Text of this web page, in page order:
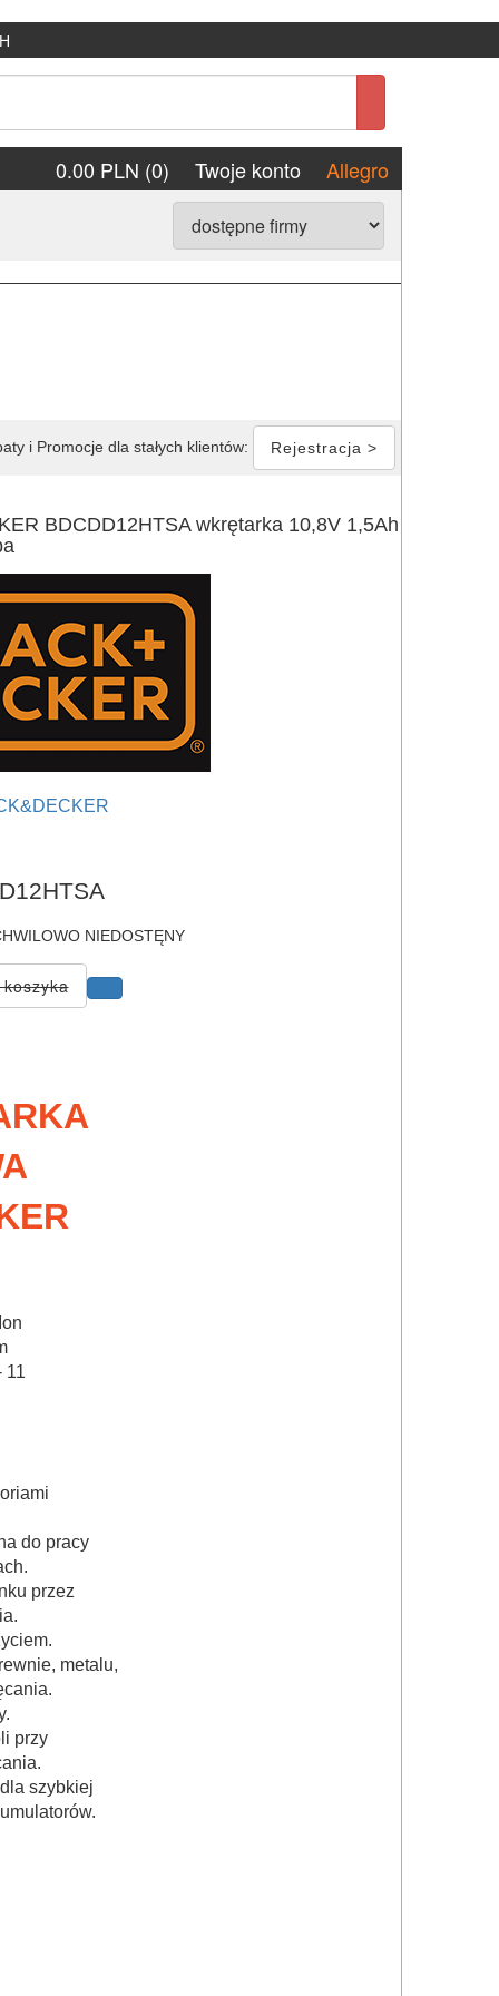
0.00 PLN (0) Twoje konto Allegro
i Promocje dla stałych klientów: Rejestracja >
BDCDD12HTSA wkrętarka 10,8V 1,5Ah
NIEDOSTĘNY
11
do pracy
przez
metalu,
przy
szybkiej